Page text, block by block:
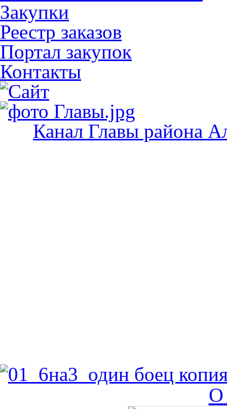
Закупки
Реестр заказов
Портал закупок
Контакты
Канал Главы района
О